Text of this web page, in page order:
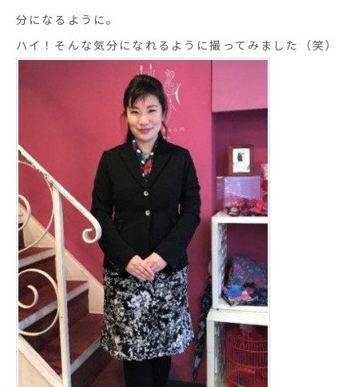
分になるように。
ハイ！そんな気分になれるように撮ってみました（笑）